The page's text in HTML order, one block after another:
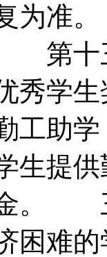
为准
第十
学生
助学
生提
。
困难